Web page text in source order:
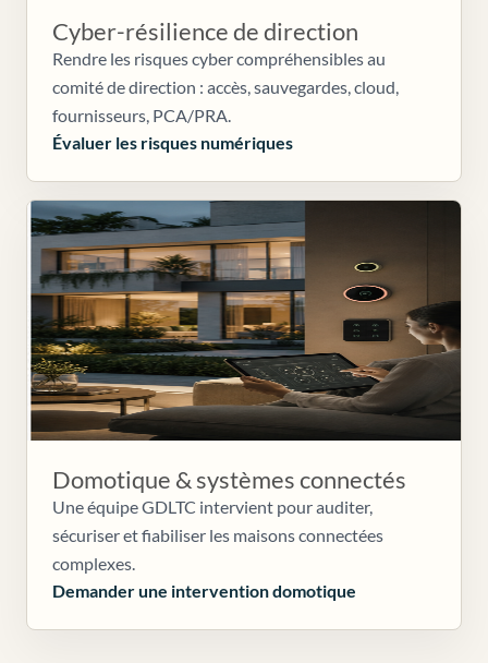
Cyber-résilience de direction
Rendre les risques cyber compréhensibles au
comité de direction : accès, sauvegardes, cloud,
fournisseurs, PCA/PRA.
Évaluer les risques numériques
Domotique & systèmes connectés
Une équipe GDLTC intervient pour auditer,
sécuriser et fiabiliser les maisons connectées
complexes.
Demander une intervention domotique